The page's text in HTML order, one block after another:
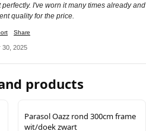
I've worn it many times already and
quality for the price.
Share
30, 2025
products
Parasol Oazz rond 300cm frame
wit/doek zwart